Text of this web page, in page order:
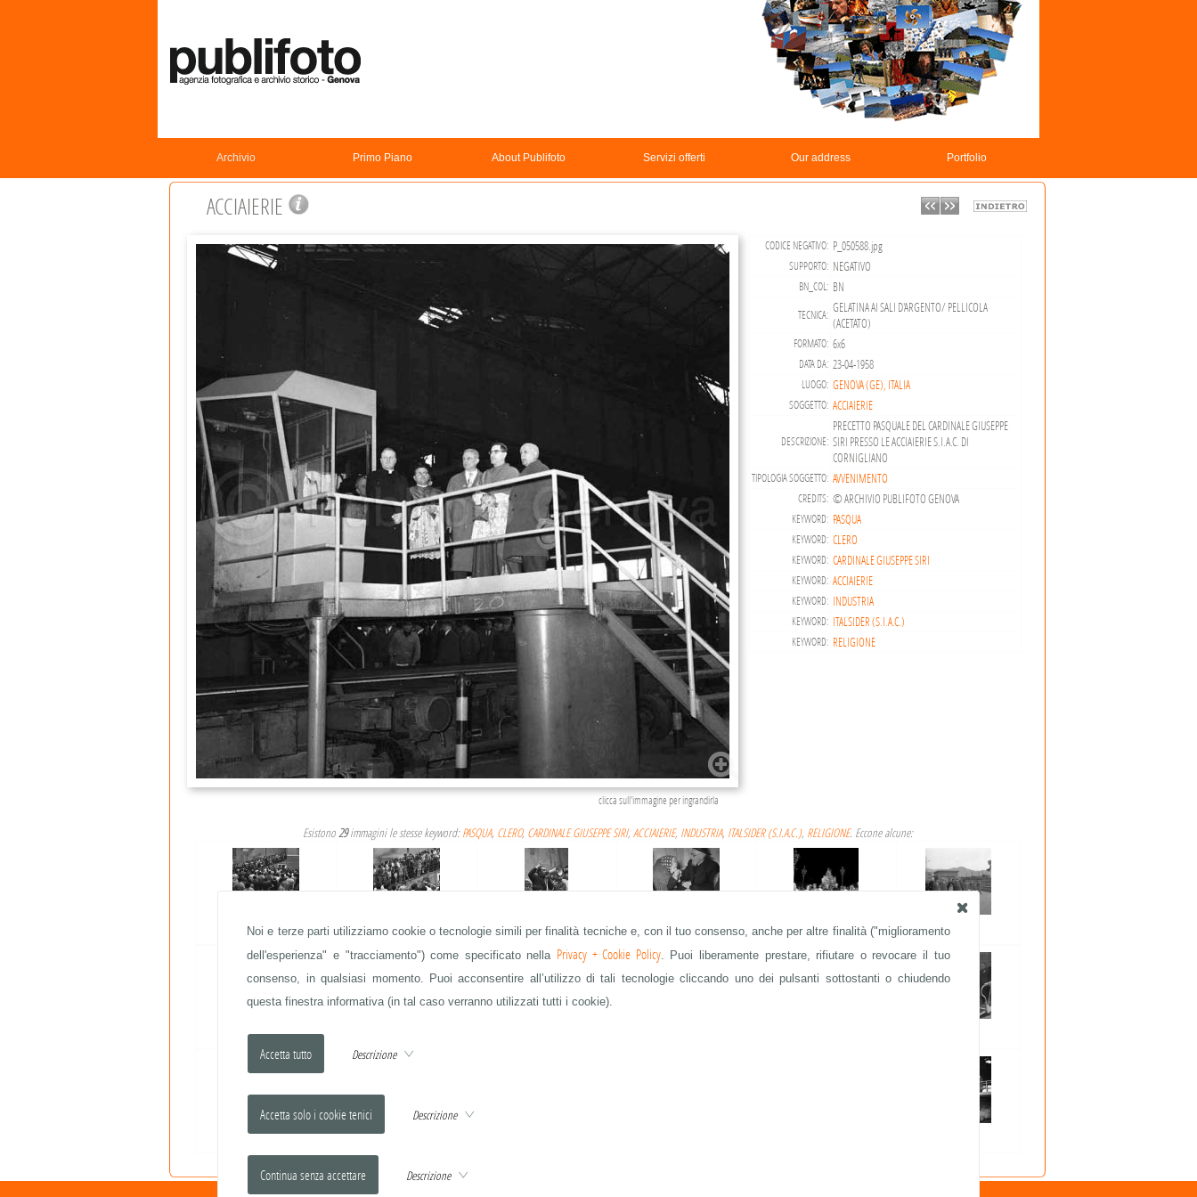
Noi e terze parti utilizziamo cookie o tecnologie simili per finalità tecniche e, con il tuo consenso, anche per altre finalità ("miglioramento
dell'esperienza" e "tracciamento") come specificato nella Privacy + Cookie Policy. Puoi liberamente prestare, rifiutare o revocare il tuo
consenso, in qualsiasi momento. Puoi acconsentire all’utilizzo di tali tecnologie cliccando uno dei pulsanti sottostanti o chiudendo
questa finestra informativa (in tal caso verranno utilizzati tutti i cookie).
Descrizione
Descrizione
Descrizione
Archivio Primo Piano About Publifoto Servizi offerti Our address Portfolio
ACCIAIERIE
clicca sull'immagine per ingrandirla
CODICE NEGATIVO: P_050588.jpg
SUPPORTO: NEGATIVO
BN_COL: BN
TECNICA: GELATINA AI SALI D'ARGENTO/ PELLICOLA
(ACETATO)
FORMATO: 6x6
DATA DA: 23-04-1958
LUOGO: GENOVA (GE), ITALIA
SOGGETTO: ACCIAIERIE
DESCRIZIONE:
PRECETTO PASQUALE DEL CARDINALE GIUSEPPE
SIRI PRESSO LE ACCIAIERIE S.I.A.C. DI
CORNIGLIANO
TIPOLOGIA SOGGETTO: AVVENIMENTO
CREDITS: © ARCHIVIO PUBLIFOTO GENOVA
KEYWORD: PASQUA
KEYWORD: CLERO
KEYWORD: CARDINALE GIUSEPPE SIRI
KEYWORD: ACCIAIERIE
KEYWORD: INDUSTRIA
KEYWORD: ITALSIDER (S.I.A.C.)
KEYWORD: RELIGIONE
Esistono29immagini le stesse keyword:PASQUA, CLERO, CARDINALE GIUSEPPE SIRI, ACCIAIERIE, INDUSTRIA, ITALSIDER (S.I.A.C.), RELIGIONE. Eccone alcune:
DON GALLO DON GALLO DON GALLO CLERO FESTE PATRONALI ACCIAIERIE
ACCIAIERIE